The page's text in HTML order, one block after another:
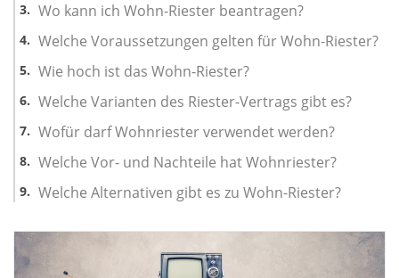
Wo kann ich Wohn-Riester beantragen?
Welche Voraussetzungen gelten für Wohn-Riester?
Wie hoch ist das Wohn-Riester?
Welche Varianten des Riester-Vertrags gibt es?
Wofür darf Wohnriester verwendet werden?
Welche Vor- und Nachteile hat Wohnriester?
Welche Alternativen gibt es zu Wohn-Riester?